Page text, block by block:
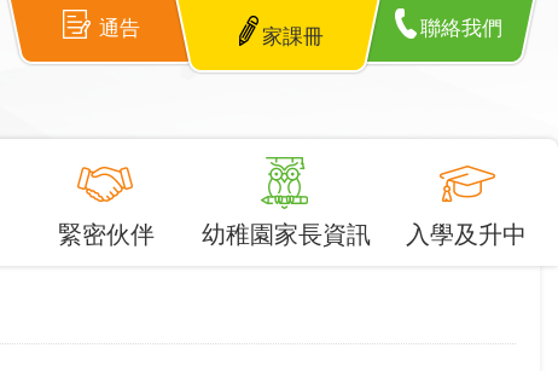
通告 家課冊 聯絡我們
緊密伙伴 幼稚園家長資訊 入學及升中